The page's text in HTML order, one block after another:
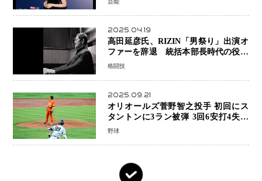
芸能
2025.04.19
高田延彦氏、RIZIN「男祭り」出演オ
ファーを辞退 統括本部長時代の役目
「すでに終えています」と明言
格闘技
2025.09.21
オリオールズ菅野智之投手 初回にス
タントンに3ラン被弾 3回6安打4失点
で降板
野球